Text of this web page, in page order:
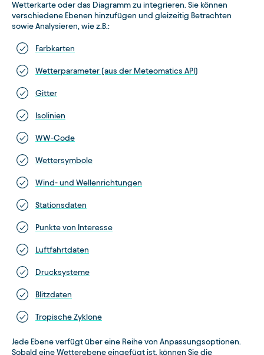
Wetterkarte oder das Diagramm zu integrieren. Sie können
verschiedene Ebenen hinzufügen und gleizeitig Betrachten
sowie Analysieren, wie z.B.:
Farbkarten
Wetterparameter (aus der Meteomatics API)
Gitter
Isolinien
WW-Code
Wettersymbole
Wind- und Wellenrichtungen
Stationsdaten
Punkte von Interesse
Luftfahrtdaten
Drucksysteme
Blitzdaten
Tropische Zyklone
Jede Ebene verfügt über eine Reihe von Anpassungsoptionen.
Sobald eine Wetterebene eingefügt ist, können Sie die